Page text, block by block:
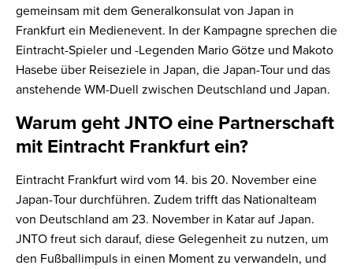
gemeinsam mit dem Generalkonsulat von Japan in
Frankfurt ein Medienevent. In der Kampagne sprechen die
Eintracht-Spieler und -Legenden Mario Götze und Makoto
Hasebe über Reiseziele in Japan, die Japan-Tour und das
anstehende WM-Duell zwischen Deutschland und Japan.
Warum geht JNTO eine Partnerschaft
mit Eintracht Frankfurt ein?
Eintracht Frankfurt wird vom 14. bis 20. November eine
Japan-Tour durchführen. Zudem trifft das Nationalteam
von Deutschland am 23. November in Katar auf Japan.
JNTO freut sich darauf, diese Gelegenheit zu nutzen, um
den Fußballimpuls in einen Moment zu verwandeln, und